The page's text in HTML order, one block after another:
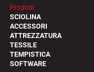
Prodotti
SCIOLINA
ACCESSORI
ATTREZZATURA
TESSILE
TEMPISTICA
SOFTWARE